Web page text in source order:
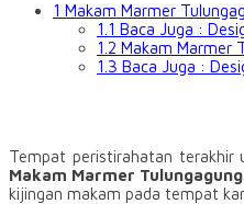
1 Makam Marmer
1.1 Baca Juga :
1.2 Makam Marmer
1.3 Baca Juga :
Tempat peristirahatan terakhir
Makam Marmer
kijingan makam pada tempat